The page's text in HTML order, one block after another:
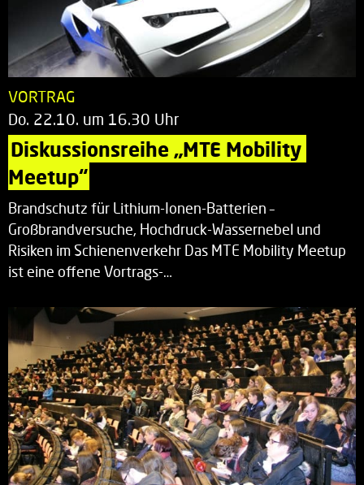
VORTRAG
Do. 22.10. um 16.30 Uhr
Diskussionsreihe „MTE Mobility
Meetup“
Brandschutz für Lithium-Ionen-Batterien –
Großbrandversuche, Hochdruck-Wassernebel und
Risiken im Schienenverkehr Das MTE Mobility Meetup
ist eine offene Vortrags-…